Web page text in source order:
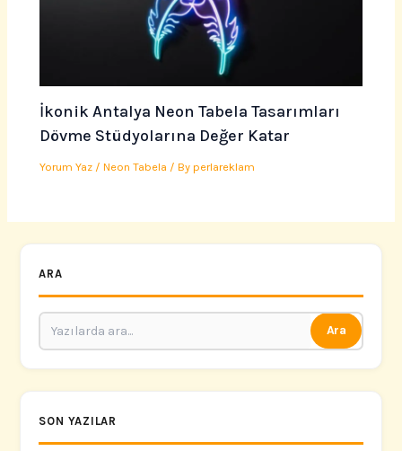
İkonik Antalya Neon Tabela Tasarımları
Dövme Stüdyolarına Değer Katar
Yorum Yaz /Neon Tabela / Byperlareklam
ARA
Ara
SON YAZILAR